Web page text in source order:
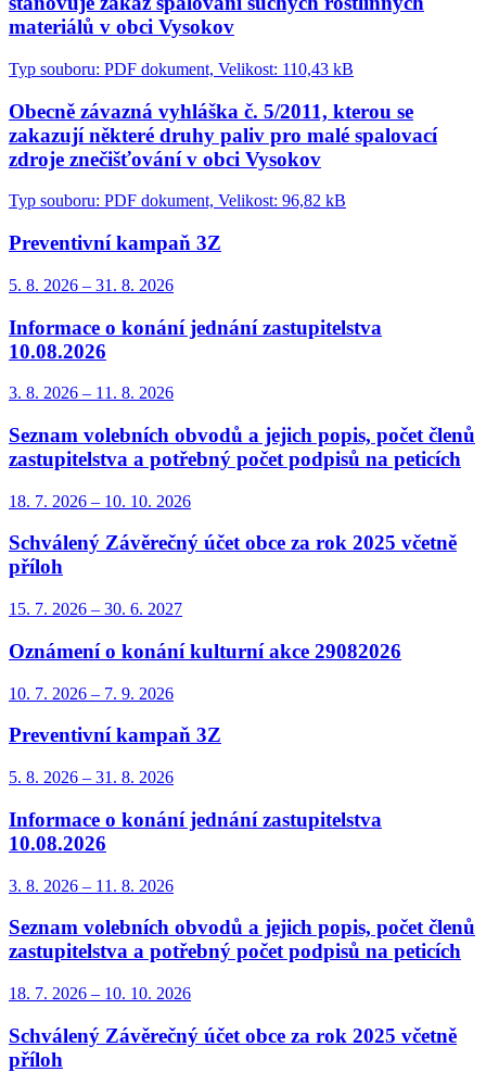
materiálů v obci Vysokov
Typ souboru: PDF dokument, Velikost: 110,43 kB
Obecně závazná vyhláška č. 5/2011, kterou se
zakazují některé druhy paliv pro malé spalovací
zdroje znečišťování v obci Vysokov
Typ souboru: PDF dokument, Velikost: 96,82 kB
Preventivní kampaň 3Z
5. 8. 2026 – 31. 8. 2026
Informace o konání jednání zastupitelstva
10.08.2026
3. 8. 2026 – 11. 8. 2026
Seznam volebních obvodů a jejich popis, počet členů
zastupitelstva a potřebný počet podpisů na peticích
18. 7. 2026 – 10. 10. 2026
Schválený Závěrečný účet obce za rok 2025 včetně
příloh
15. 7. 2026 – 30. 6. 2027
Oznámení o konání kulturní akce 29082026
10. 7. 2026 – 7. 9. 2026
Preventivní kampaň 3Z
5. 8. 2026 – 31. 8. 2026
Informace o konání jednání zastupitelstva
10.08.2026
3. 8. 2026 – 11. 8. 2026
Seznam volebních obvodů a jejich popis, počet členů
zastupitelstva a potřebný počet podpisů na peticích
18. 7. 2026 – 10. 10. 2026
Schválený Závěrečný účet obce za rok 2025 včetně
příloh